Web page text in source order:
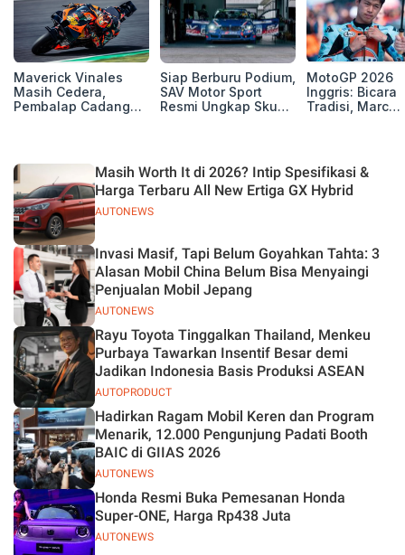
Maverick Vinales
Masih Cedera,
Pembalap Cadangan
Siap Berburu Podium,
SAV Motor Sport
Resmi Ungkap Skuad
MotoGP 2026
Inggris: Bicara
Tradisi, Marc
AUTONEWS
Masih Worth It di 2026? Intip Spesifikasi &
Harga Terbaru All New Ertiga GX Hybrid
AUTONEWS
Invasi Masif, Tapi Belum Goyahkan Tahta: 3
Alasan Mobil China Belum Bisa Menyaingi
Penjualan Mobil Jepang
AUTOPRODUCT
Rayu Toyota Tinggalkan Thailand, Menkeu
Purbaya Tawarkan Insentif Besar demi
Jadikan Indonesia Basis Produksi ASEAN
AUTONEWS
Hadirkan Ragam Mobil Keren dan Program
Menarik, 12.000 Pengunjung Padati Booth
BAIC di GIIAS 2026
AUTONEWS
Honda Resmi Buka Pemesanan Honda
Super-ONE, Harga Rp438 Juta